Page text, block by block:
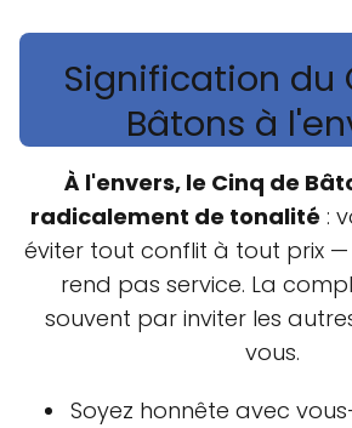
Signification du
Bâtons à
À l'envers, le Cinq de
radicalement de tonalité :
éviter tout conflit à tout prix
rend pas service. La
souvent par inviter les
vous.
Soyez honnête avec